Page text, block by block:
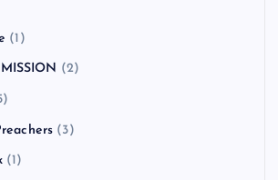
(1)
(2)
(3)
(1)